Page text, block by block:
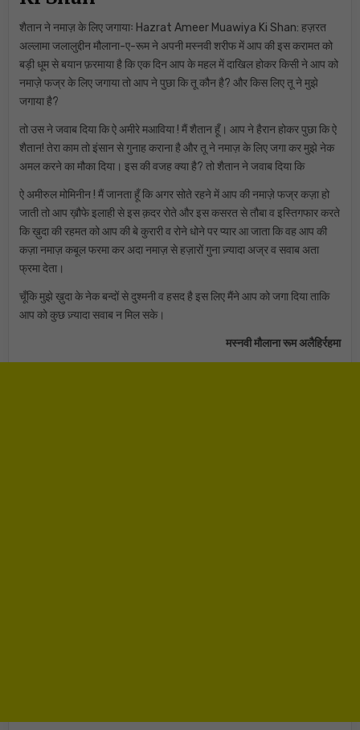
शैतान ने नमाज़ के लिए जगायाः Hazrat Ameer Muawiya Ki Shan: हज़रत
अल्लामा जलालुद्दीन मौलाना-ए-रूम ने अपनी मस्नवी शरीफ में आप की इस करामत को
बड़ी धूम से बयान फ़रमाया है कि एक दिन आप के महल में दाखिल होकर किसी ने आप को
नमाज़े फज्र के लिए जगाया तो आप ने पुछा कि तू कौन है? और किस लिए तू ने मुझे
जगाया है?
तो उस ने जवाब दिया कि ऐ अमीरे मआविया ! मैं शैतान हूँ। आप ने हैरान होकर पुछा कि ऐ
शैतान! तेरा काम तो इंसान से गुनाह कराना है और तू ने नमाज़ के लिए जगा कर मुझे नेक
अमल करने का मौका दिया। इस की वजह क्या है? तो शैतान ने जवाब दिया कि
ऐ अमीरुल मोमिनीन ! मैं जानता हूँ कि अगर सोते रहने में आप की नमाज़े फज्र कज़ा हो
जाती तो आप ख़ौफे इलाही से इस क़दर रोते और इस कसरत से तौबा व इस्तिगफार करते
कि ख़ुदा की रहमत को आप की बे कुरारी व रोने धोने पर प्यार आ जाता कि वह आप की
कज़ा नमाज़ कबूल फरमा कर अदा नमाज़ से हज़ारों गुना ज़्यादा अज्र व सवाब अता
फ्रमा देता।
चूँकि मुझे ख़ुदा के नेक बन्दों से दुश्मनी व हसद है इस लिए मैंने आप को जगा दिया ताकि
आप को कुछ ज़्यादा सवाब न मिल सके।
मस्नवी मौलाना रूम अलैहिर्रहमा